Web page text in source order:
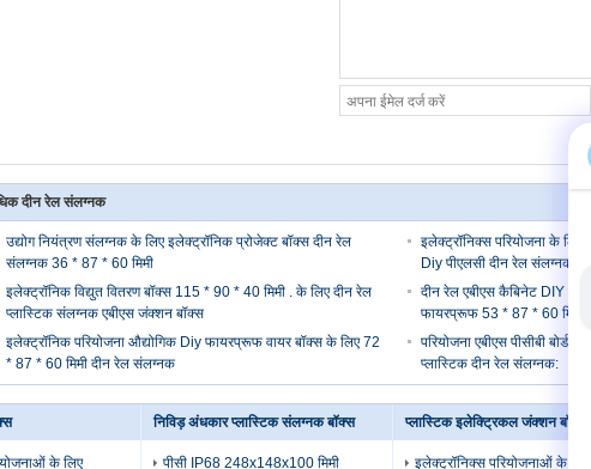
दीन रेल संलग्नक
उद्योग नियंत्रण संलग्नक के लिए इलेक्ट्रॉनिक प्रोजेक्ट बॉक्स दीन रेल
संलग्नक 36 * 87 * 60 मिमी
इलेक्ट्रॉनिक्स परियोजना के
Diy पीएलसी दीन रेल संलग्नक
इलेक्ट्रॉनिक विद्युत वितरण बॉक्स 115 * 90 * 40 मिमी . के लिए दीन रेल
प्लास्टिक संलग्नक एबीएस जंक्शन बॉक्स
दीन रेल एबीएस कैबिनेट DIY
फायरप्रूफ 53 * 87 * 60 मिमी
इलेक्ट्रॉनिक परियोजना औद्योगिक Diy फायरप्रूफ वायर बॉक्स के लिए 72
* 87 * 60 मिमी दीन रेल संलग्नक
परियोजना एबीएस पीसीबी बोर्ड
प्लास्टिक दीन रेल संलग्नक:
के लिए
निविड़ अंधकार प्लास्टिक संलग्नक बॉक्स
पीसी IP68 248x148x100 मिमी
प्लास्टिक इलेक्ट्रिकल जंक्शन बॉक्स
इलेक्ट्रॉनिक्स परियोजनाओं के लिए